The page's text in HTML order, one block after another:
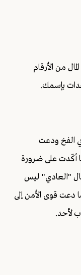
من الأرقام
بإسمك.
الفخ ودعت
أكّدت على ضرورة
"العادي" ليس
دعت قوى الأمن إلى